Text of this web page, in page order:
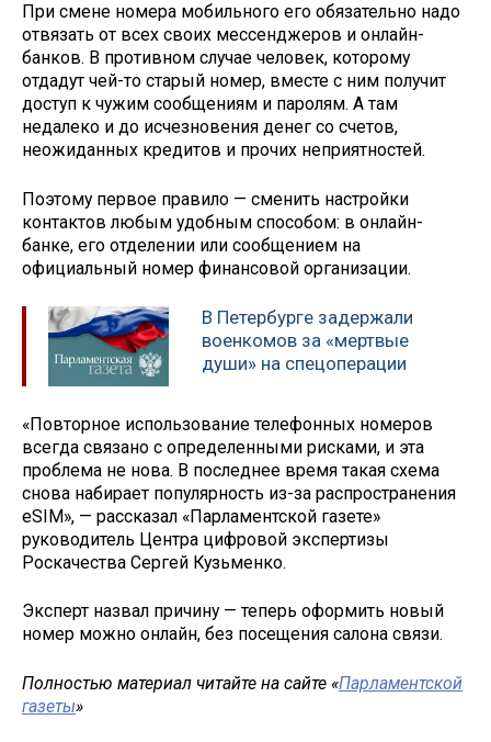
При смене номера мобильного его обязательно надо
отвязать от всех своих мессенджеров и онлайн-
банков. В противном случае человек, которому
отдадут чей-то старый номер, вместе с ним получит
доступ к чужим сообщениям и паролям. А там
недалеко и до исчезновения денег со счетов,
неожиданных кредитов и прочих неприятностей.
Поэтому первое правило — сменить настройки
контактов любым удобным способом: в онлайн-
банке, его отделении или сообщением на
официальный номер финансовой организации.
В Петербурге задержали
военкомов за «мертвые
души» на спецоперации
«Повторное использование телефонных номеров
всегда связано с определенными рисками, и эта
проблема не нова. В последнее время такая схема
снова набирает популярность из-за распространения
eSIM», — рассказал «Парламентской газете»
руководитель Центра цифровой экспертизы
Роскачества Сергей Кузьменко.
Эксперт назвал причину — теперь оформить новый
номер можно онлайн, без посещения салона связи.
Полностью материал читайте на сайте «Парламентской
газеты»